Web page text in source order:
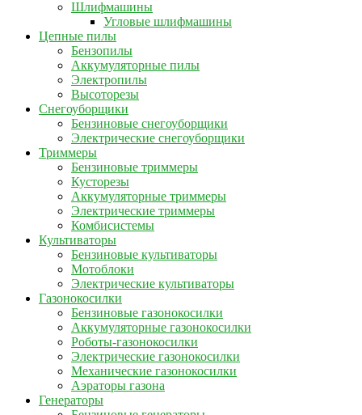
Шлифмашины
Угловые шлифмашины
Цепные пилы
Бензопилы
Аккумуляторные пилы
Электропилы
Высоторезы
Снегоуборщики
Бензиновые снегоуборщики
Электрические снегоуборщики
Триммеры
Бензиновые триммеры
Кусторезы
Аккумуляторные триммеры
Электрические триммеры
Комбисистемы
Культиваторы
Бензиновые культиваторы
Мотоблоки
Электрические культиваторы
Газонокосилки
Бензиновые газонокосилки
Аккумуляторные газонокосилки
Роботы-газонокосилки
Электрические газонокосилки
Механические газонокосилки
Аэраторы газона
Генераторы